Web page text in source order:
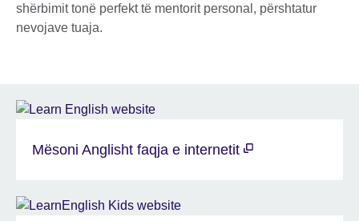
shërbimit tonë perfekt të mentorit personal, përshtatur
nevojave tuaja.
Mësoni Anglisht faqja e internetit